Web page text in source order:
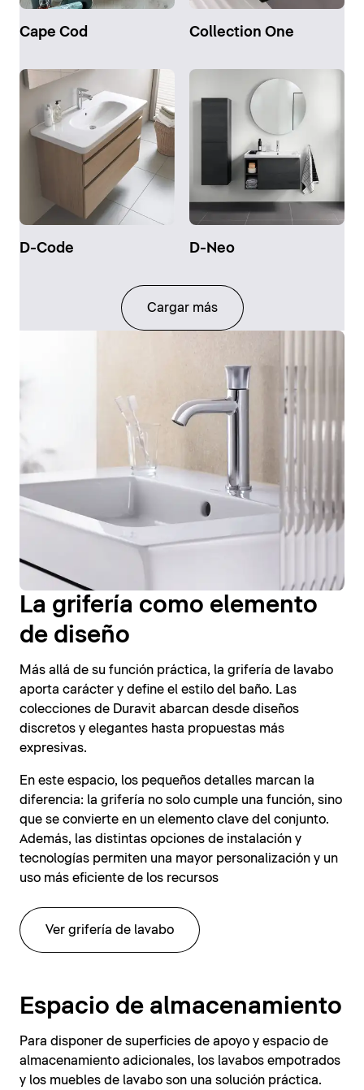
Cape Cod Collection One
D-Code D-Neo
Cargar más
La grifería como elemento
de diseño
Más allá de su función práctica, la grifería de lavabo
aporta carácter y define el estilo del baño. Las
colecciones de Duravit abarcan desde diseños
discretos y elegantes hasta propuestas más
expresivas.
En este espacio, los pequeños detalles marcan la
diferencia: la grifería no solo cumple una función, sino
que se convierte en un elemento clave del conjunto.
Además, las distintas opciones de instalación y
tecnologías permiten una mayor personalización y un
uso más eficiente de los recursos
Ver grifería de lavabo
Espacio de almacenamiento
Para disponer de superficies de apoyo y espacio de
almacenamiento adicionales, los lavabos empotrados
y los muebles de lavabo son una solución práctica.